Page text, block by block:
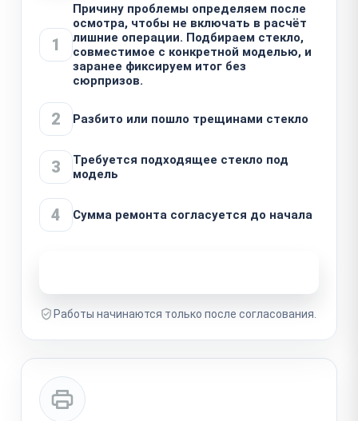
1
Причину проблемы определяем после
осмотра, чтобы не включать в расчёт
лишние операции. Подбираем стекло,
совместимое с конкретной моделью, и
заранее фиксируем итог без
сюрпризов.
2 Разбито или пошло трещинами стекло
3
Требуется подходящее стекло под
модель
4 Сумма ремонта согласуется до начала
Работы начинаются только после согласования.